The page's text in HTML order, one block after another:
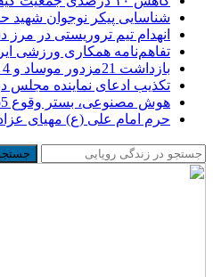
شناسایی پیکر نوجوان شهید
انهدام تیم تروریستی در
تفاهم‌نامه همکاری ورزشی
بازداشت 21مزدور موساد و 4 شرور عضو باندهای مسلح شرارت در استان کرمان
تکذیب ادعای نماینده مجلس
هوش مصنوعی، بستر وقوع 55درصد جرایم سایبری آفریقاست
حرم امام علی (ع) مهیای